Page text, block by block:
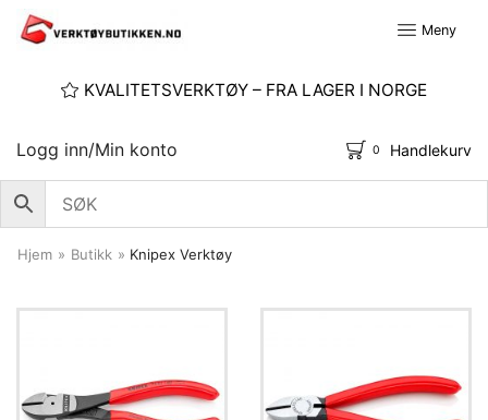
Meny
KVALITETSVERKTØY – FRA LAGER I NORGE
Logg inn/Min konto 0 Handlekurv
Hjem » Butikk » Knipex Verktøy